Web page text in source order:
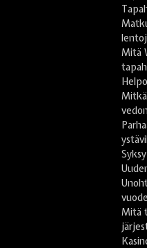
Mitä
Mitä